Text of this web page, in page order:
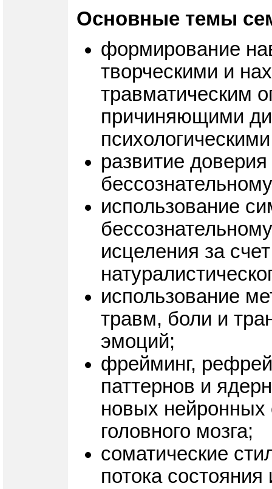
Основные темы
формирование
творческими и
травматическим
причиняющими
развитие
использование
исцеления за
использование
травм, боли и
эмоций;
фрейминг,
паттернов и
новых нейронных
головного мозга;
соматические
потока